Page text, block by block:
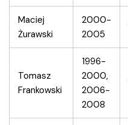
Maciej
Żurawski
2000-
2005
Tomasz
Frankowski
1996-
2000,
2006-
2008